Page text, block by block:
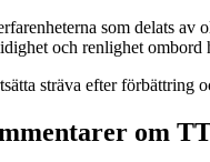
som delats av
och renlighet
sträva efter förbättring
om